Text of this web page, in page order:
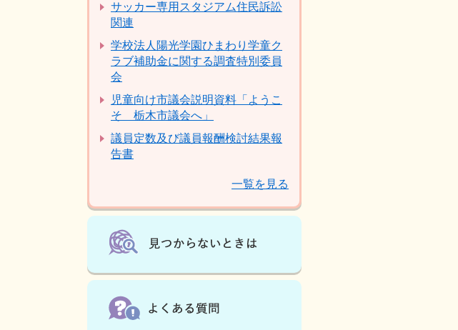
サッカー専用スタジアム住民訴訟
関連
学校法人陽光学園ひまわり学童ク
ラブ補助金に関する調査特別委員
会
児童向け市議会説明資料「ようこ
そ 栃木市議会へ」
議員定数及び議員報酬検討結果報
告書
一覧を見る